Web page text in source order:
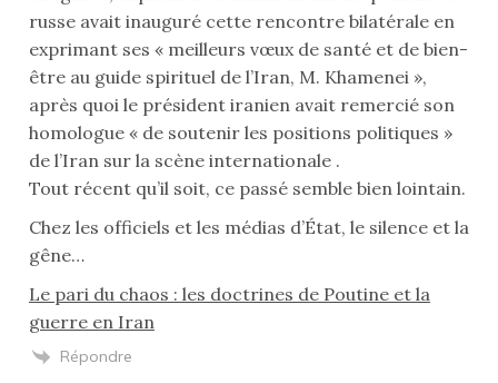
russe avait inauguré cette rencontre bilatérale en
exprimant ses « meilleurs vœux de santé et de bien-
être au guide spirituel de l’Iran, M. Khamenei »,
après quoi le président iranien avait remercié son
homologue « de soutenir les positions politiques »
de l’Iran sur la scène internationale .
Tout récent qu’il soit, ce passé semble bien lointain.
Chez les officiels et les médias d’État, le silence et la
gêne…
Le pari du chaos : les doctrines de Poutine et la
guerre en Iran
Répondre